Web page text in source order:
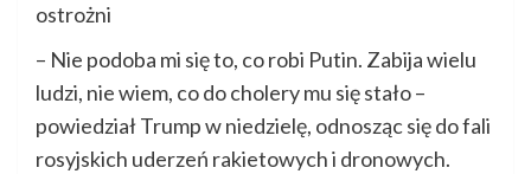
ostrożni
– Nie podoba mi się to, co robi Putin. Zabija wielu
ludzi, nie wiem, co do cholery mu się stało –
powiedział Trump w niedzielę, odnosząc się do fali
rosyjskich uderzeń rakietowych i dronowych.